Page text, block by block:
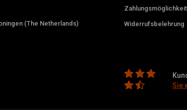
(The Netherlands) Widerrufsbelehrung
Sie